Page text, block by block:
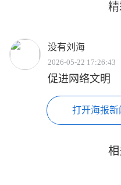
没有刘海
2026-05-22 17:26:43
促进网络文明
打开海报